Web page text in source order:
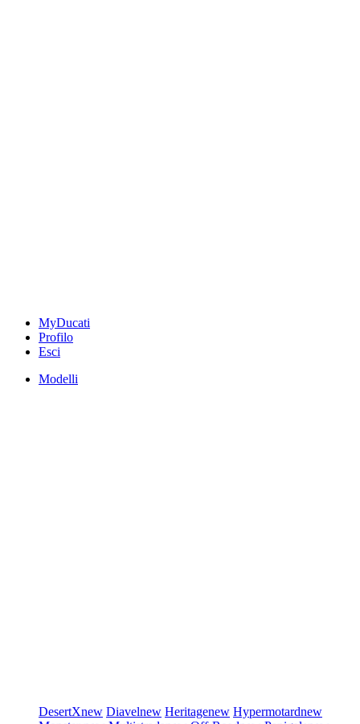
MyDucati
Profilo
Esci
Modelli
DesertXnew Diavelnew Heritagenew Hypermotardnew